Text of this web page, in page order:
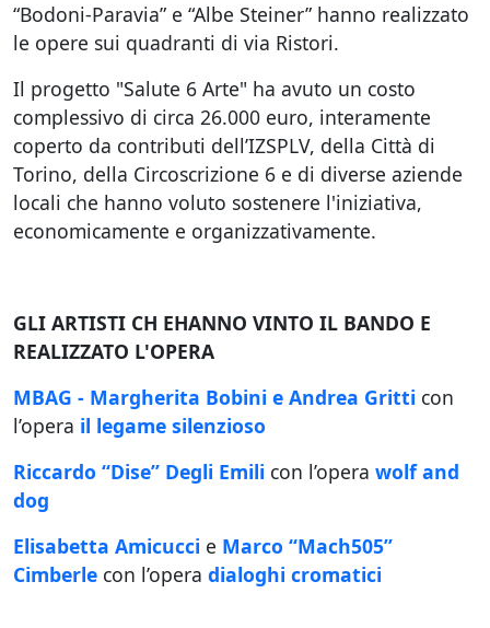
“Bodoni-Paravia” e “Albe Steiner” hanno realizzato
le opere sui quadranti di via Ristori.
Il progetto "Salute 6 Arte" ha avuto un costo
complessivo di circa 26.000 euro, interamente
coperto da contributi dell’IZSPLV, della Città di
Torino, della Circoscrizione 6 e di diverse aziende
locali che hanno voluto sostenere l'iniziativa,
economicamente e organizzativamente.
GLI ARTISTI CH EHANNO VINTO IL BANDO E
REALIZZATO L'OPERA
MBAG - Margherita Bobini e Andrea Gritti con
l’opera il legame silenzioso
Riccardo “Dise” Degli Emili con l’opera wolf and
dog
Elisabetta Amicucci e Marco “Mach505”
Cimberle con l’opera dialoghi cromatici